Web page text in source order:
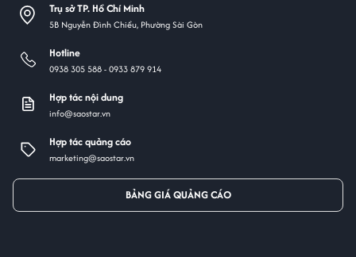
Trụ sở TP. Hồ Chí Minh
5B Nguyễn Đình Chiểu, Phường Sài Gòn
Hotline
0938 305 588 -0933 879 914
Hợp tác nội dung
info@saostar.vn
Hợp tác quảng cáo
marketing@saostar.vn
BẢNG GIÁ QUẢNG CÁO